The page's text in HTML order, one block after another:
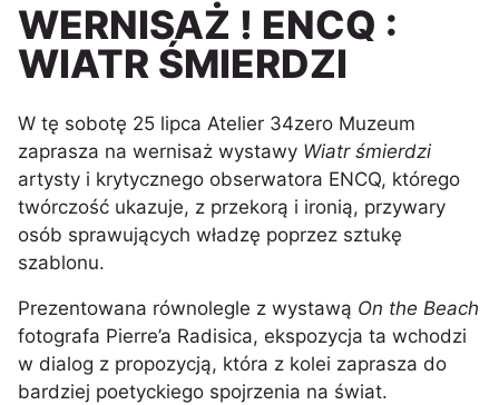
WERNISAŻ ! ENCQ :
WIATR ŚMIERDZI
W tę sobotę 25 lipca Atelier 34zero Muzeum
zaprasza na wernisaż wystawy Wiatr śmierdzi
artysty i krytycznego obserwatora ENCQ, którego
twórczość ukazuje, z przekorą i ironią, przywary
osób sprawujących władzę poprzez sztukę
szablonu.
Prezentowana równolegle z wystawą On the Beach
fotografa Pierre’a Radisica, ekspozycja ta wchodzi
w dialog z propozycją, która z kolei zaprasza do
bardziej poetyckiego spojrzenia na świat.